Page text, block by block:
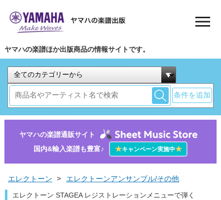
ヤマハの楽譜ほか出版商品の情報サイトです。
条件を追加
ヤマハの楽譜通販サイト
国内&輸入楽譜も豊富♪
★キャンペーン実施中★
エレクトーン > エレクトーンアンサンブル/その他
エレクトーン STAGEA レジストレーションメニューで弾く